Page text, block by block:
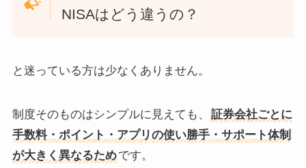
NISAはどう違うの？
と迷っている方は少なくありません。
制度そのものはシンプルに見えても、
証券会社ごとに
手数料・ポイント・アプリの使い勝手・サポート体制
が大きく異なるためです。